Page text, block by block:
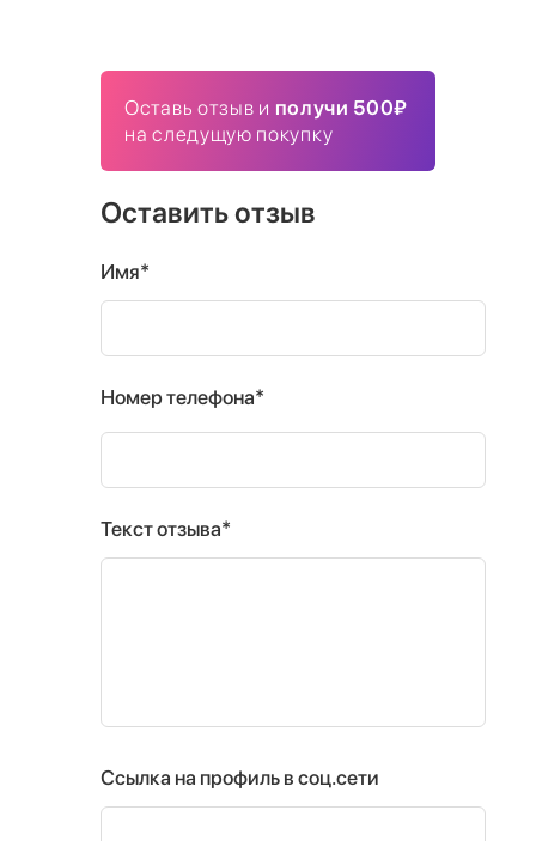
Оставь отзыв и получи 500₽
на следущую покупку
Оставить отзыв
Имя*
Номер телефона*
Текст отзыва*
Ссылка на профиль в соц.сети